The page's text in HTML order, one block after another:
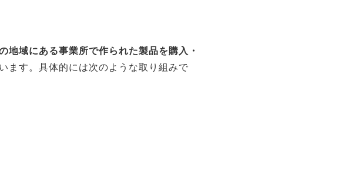
地域にある事業所で作られた製品を購入・
ます。具体的には次のような取り組みで